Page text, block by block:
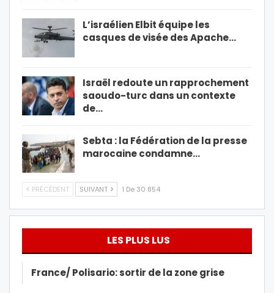
L’israélien Elbit équipe les
casques de visée des Apache…
Israël redoute un rapprochement
saoudo-turc dans un contexte
de…
Sebta : la Fédération de la presse
marocaine condamne…
PRÉCÉDENT SUIVANT 1 De 30 854
LES PLUS LUS
France/ Polisario: sortir de la zone grise